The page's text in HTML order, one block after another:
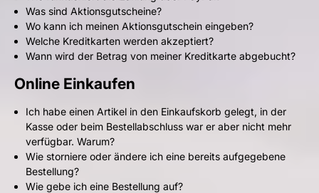
Was sind Aktionsgutscheine?
Wo kann ich meinen Aktionsgutschein eingeben?
Welche Kreditkarten werden akzeptiert?
Wann wird der Betrag von meiner Kreditkarte abgebucht?
Online Einkaufen
Ich habe einen Artikel in den Einkaufskorb gelegt, in der
Kasse oder beim Bestellabschluss war er aber nicht mehr
verfügbar. Warum?
Wie storniere oder ändere ich eine bereits aufgegebene
Bestellung?
Wie gebe ich eine Bestellung auf?